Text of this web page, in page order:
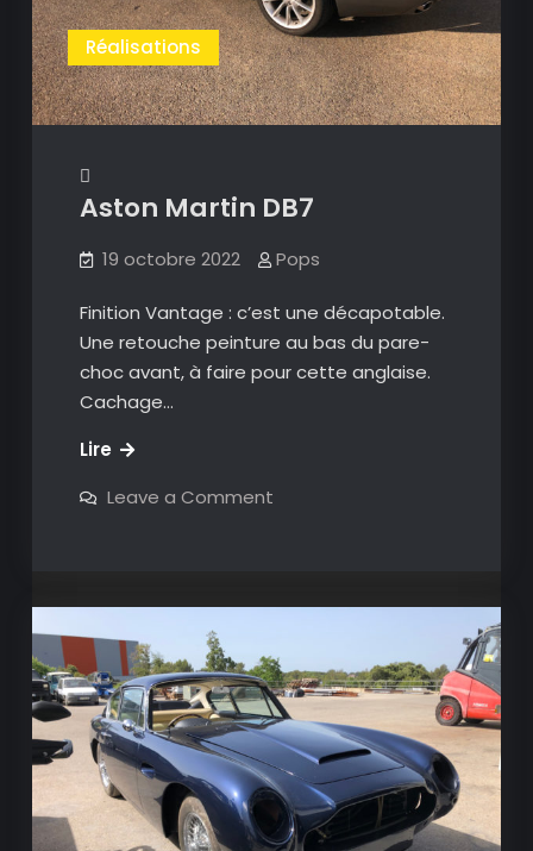
Réalisations
Aston Martin DB7
19 octobre 2022 Pops
Finition Vantage : c’est une décapotable.
Une retouche peinture au bas du pare-
choc avant, à faire pour cette anglaise.
Cachage…
LireAston
DB7
Leave a Commenton